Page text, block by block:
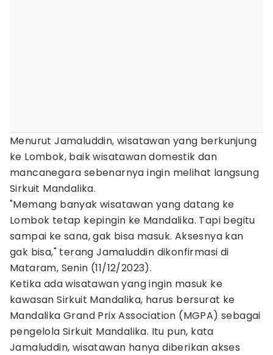
Menurut Jamaluddin, wisatawan yang berkunjung
ke Lombok, baik wisatawan domestik dan
mancanegara sebenarnya ingin melihat langsung
Sirkuit Mandalika.
"Memang banyak wisatawan yang datang ke
Lombok tetap kepingin ke Mandalika. Tapi begitu
sampai ke sana, gak bisa masuk. Aksesnya kan
gak bisa," terang Jamaluddin dikonfirmasi di
Mataram, Senin (11/12/2023).
Ketika ada wisatawan yang ingin masuk ke
kawasan Sirkuit Mandalika, harus bersurat ke
Mandalika Grand Prix Association (MGPA) sebagai
pengelola Sirkuit Mandalika. Itu pun, kata
Jamaluddin, wisatawan hanya diberikan akses